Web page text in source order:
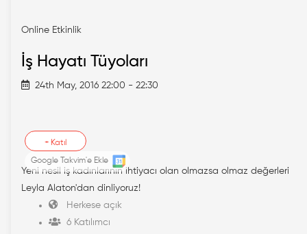
Online Etkinlik
İş Hayatı Tüyoları
24th May, 2016 22:00 - 22:30
+ Katıl
Google Takvim'e Ekle
Yeni nesil iş kadınlarının ihtiyacı olan olmazsa olmaz değerleri
Leyla Alaton'dan dinliyoruz!
Herkese açık
6 Katılımcı